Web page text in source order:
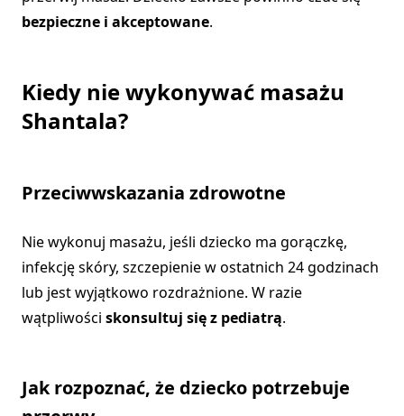
bezpieczne i akceptowane.
Kiedy nie wykonywać masażu
Shantala?
Przeciwwskazania zdrowotne
Nie wykonuj masażu, jeśli dziecko ma gorączkę,
infekcję skóry, szczepienie w ostatnich 24 godzinach
lub jest wyjątkowo rozdrażnione. W razie
wątpliwości skonsultuj się z pediatrą.
Jak rozpoznać, że dziecko potrzebuje